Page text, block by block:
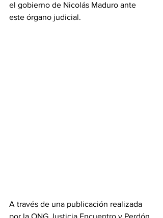
el gobierno de Nicolás Maduro ante
este órgano judicial.
A través de una publicación realizada
por la ONG Justicia Encuentro y Perdón,